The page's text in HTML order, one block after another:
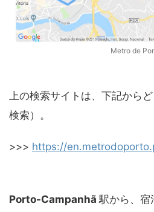
Metro de
上の検索サイトは、下記から
検索）。
>>> https://
Porto-Campanhã駅から、宿